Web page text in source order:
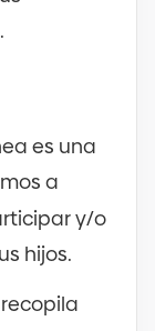
.
es una
a
y/o
hijos.